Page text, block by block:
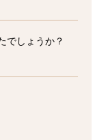
でしょうか？